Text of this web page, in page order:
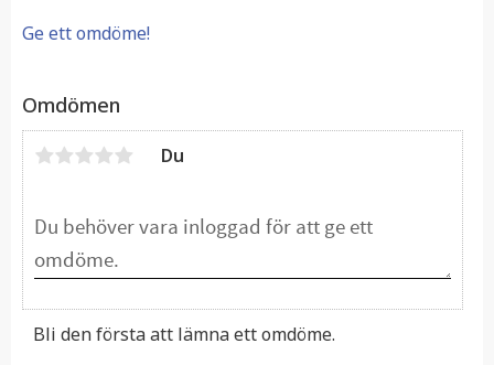
Ge ett omdöme!
Omdömen
Du
Bli den första att lämna ett omdöme.